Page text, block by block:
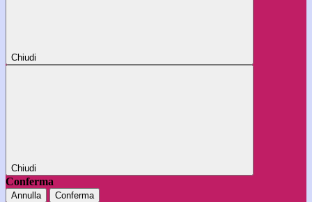
Chiudi
Chiudi
Conferma
Annulla Conferma